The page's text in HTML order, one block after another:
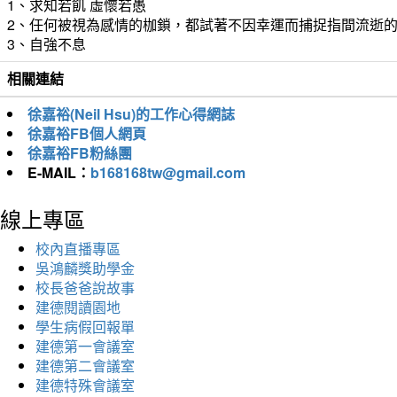
1、求知若飢 虛懷若愚
2、任何被視為感情的枷鎖，都試著不因幸運而捕捉指間流逝
3、自強不息
相關連結
徐嘉裕(Neil Hsu)的工作心得網誌
徐嘉裕FB個人網頁
徐嘉裕FB粉絲團
E-MAIL： b168168tw@gmail.com
線上專區
校內直播專區
吳鴻麟獎助學金
校長爸爸說故事
建德閱讀園地
學生病假回報單
建德第一會議室
建德第二會議室
建德特殊會議室